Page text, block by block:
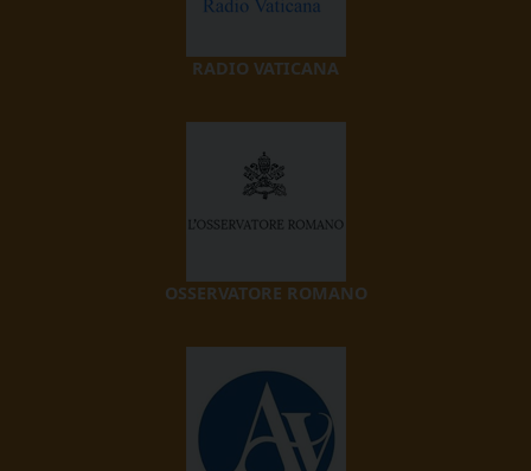
RADIO VATICANA
OSSERVATORE ROMANO